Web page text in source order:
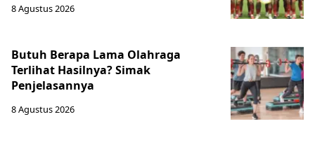
8 Agustus 2026
Butuh Berapa Lama Olahraga
Terlihat Hasilnya? Simak
Penjelasannya
8 Agustus 2026